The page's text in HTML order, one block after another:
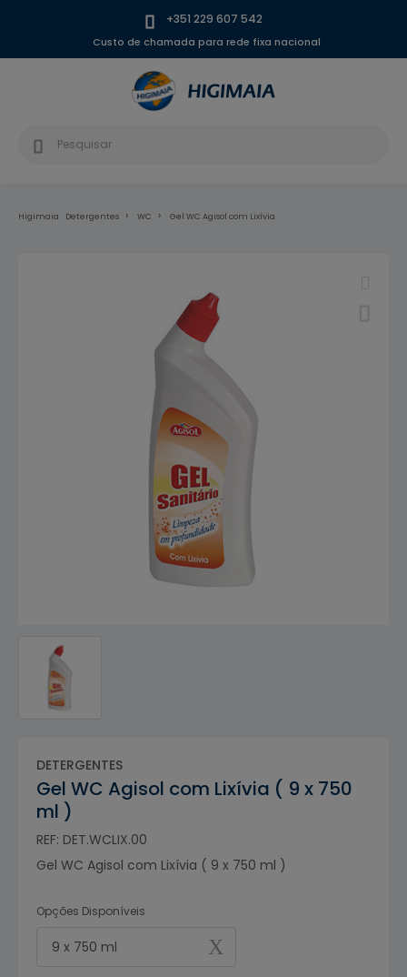
+351 229 607 542
Custo de chamada para rede fixa nacional
Higimaia Detergentes WC Gel WC Agisol com Lixívia
DETERGENTES
Gel WC Agisol com Lixívia ( 9 x 750
ml )
REF: DET.WCLIX.00
Gel WC Agisol com Lixívia ( 9 x 750 ml )
Opções Disponíveis
9 x 750 ml